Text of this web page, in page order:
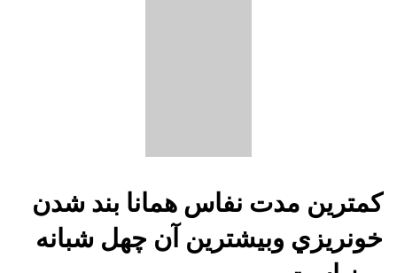
كمترين مدت نفاس همانا بند شدن
خونريزي وبيشترين آن چهل شبانه